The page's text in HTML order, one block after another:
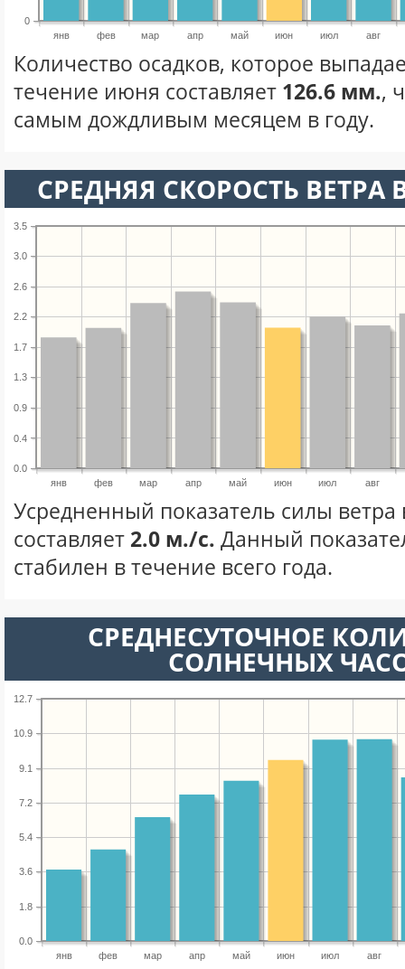
янв фев мар апр май июн июл авг
0
Количество осадков, которое
течение июня составляет 126.6 мм.,
самым дождливым месяцем в году.
СРЕДНЯЯ СКОРОСТЬ
янв фев мар апр май июн июл авг
0.0
0.4
0.9
1.3
1.7
2.2
2.6
3.0
3.5
Усредненный показатель силы
составляет 2.0 м./с. Данный
стабилен в течение всего года.
СРЕДНЕСУТОЧНОЕ
СОЛНЕЧНЫХ
янв фев мар апр май июн июл авг
0.0
1.8
3.6
5.4
7.2
9.1
10.9
12.7